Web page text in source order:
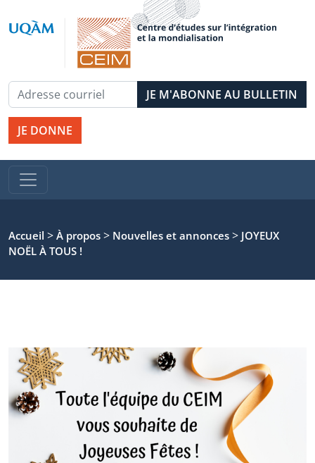
JE DONNE
Accueil > À propos > Nouvelles et annonces > JOYEUX
NOËL À TOUS !